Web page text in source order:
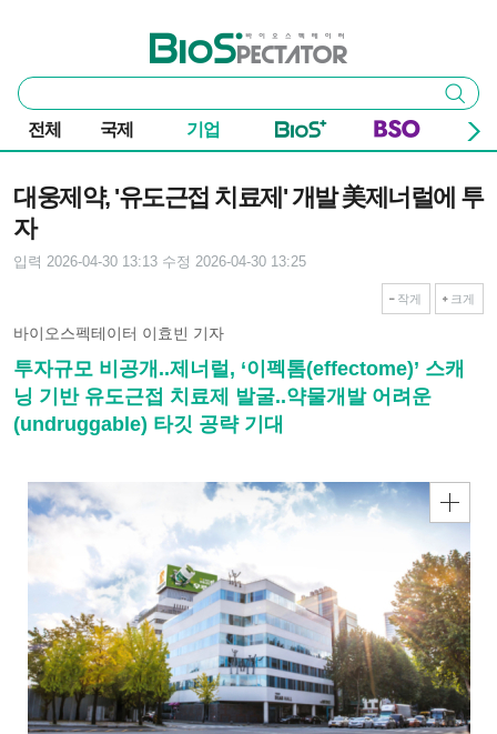
바이오스펙테이터
통
합
검
색
검색
전체 국제 기업
대웅제약, '유도근접 치료제' 개발 美제너럴에 투
자
입력 2026-04-30 13:13 수정 2026-04-30 13:25
작게 크게
바이오스펙테이터 이효빈 기자
투자규모 비공개..제너럴, ‘이펙톰(effectome)’ 스캐
닝 기반 유도근접 치료제 발굴..약물개발 어려운
(undruggable) 타깃 공략 기대